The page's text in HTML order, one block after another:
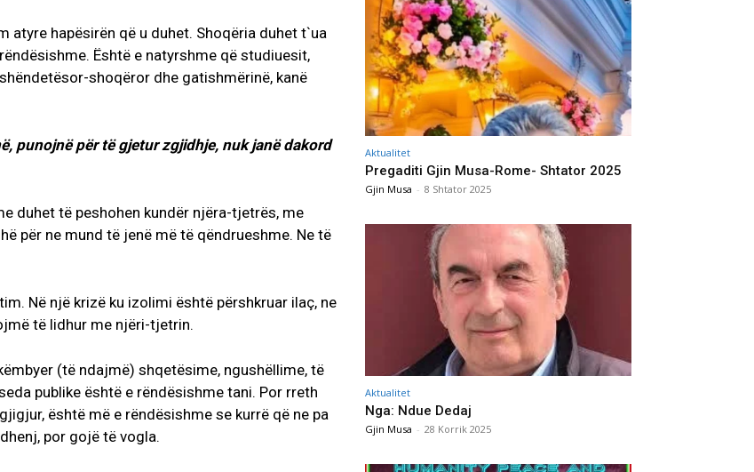
atyre hapësirën që u duhet. Shoqëria duhet t`ua
Është e natyrshme që studiuesit,
shoqëror dhe gatishmërinë, kanë
punojnë për të gjetur zgjidhje, nuk janë dakord
duhet të peshohen kundër njëra-tjetrës, me
për ne mund të jenë më të qëndrueshme. Ne të
Në një krizë ku izolimi është përshkruar ilaç, ne
të lidhur me njëri-tjetrin.
(të ndajmë) shqetësime, ngushëllime, të
publike është e rëndësishme tani. Por rreth
është më e rëndësishme se kurrë që ne pa
por gojë të vogla.
Aktualitet
Pregaditi Gjin Musa-Rome- Shtator 2025
Gjin Musa - 8 Shtator 2025
Aktualitet
Nga: Ndue Dedaj
Gjin Musa - 28 Korrik 2025